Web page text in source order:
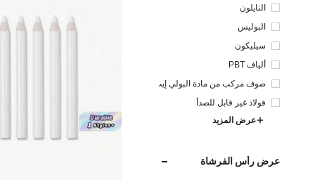
النايلون
البوليس
سيليكون
ألياف PBT
صوف مركب من مادة البولي إيث
يلين تيريفثالات
فولاذ غير قابل للصدأ
عرض المزيد
عرض رأس الفرشاة